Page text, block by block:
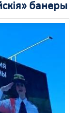
банеры